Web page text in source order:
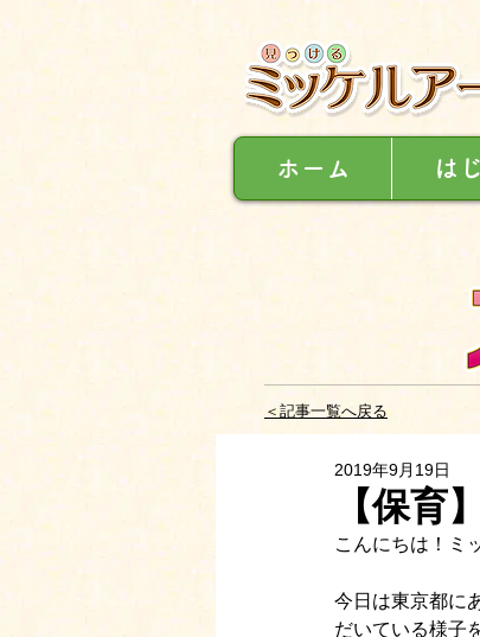
ホーム は
＜記事一覧へ戻る
【保育
2019年9月19日
こんにちは！ミ
今日は東京都に
だいている様子